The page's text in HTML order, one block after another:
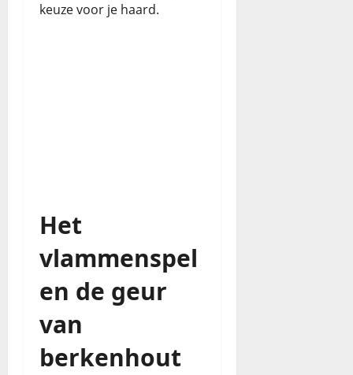
keuze voor je haard.
Het
vlammenspel
en de geur
van
berkenhout